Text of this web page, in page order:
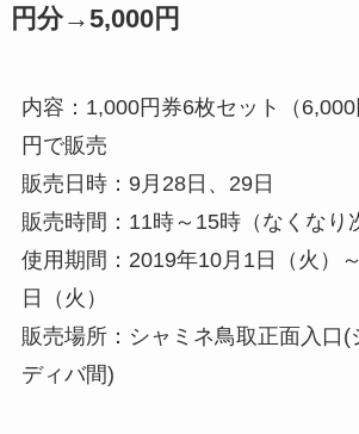
円分→5,000円
内容：1,000円券6枚セット（
円で販売
販売日時：9月28日、29日
販売時間：11時～15時（なくなり
使用期間：2019年10月1日（火）
日（火）
販売場所：シャミネ鳥取正面入口(
ディバ間)